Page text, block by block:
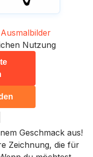
Ausmalbilder
Nutzung
Geschmack aus!
Zeichnung, die für